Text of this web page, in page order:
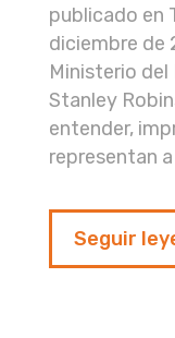
publicado en
diciembre de
Ministerio del
Stanley
entender,
representan
Seguir